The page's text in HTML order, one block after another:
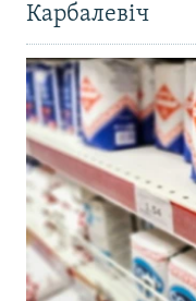
Карбалевіч